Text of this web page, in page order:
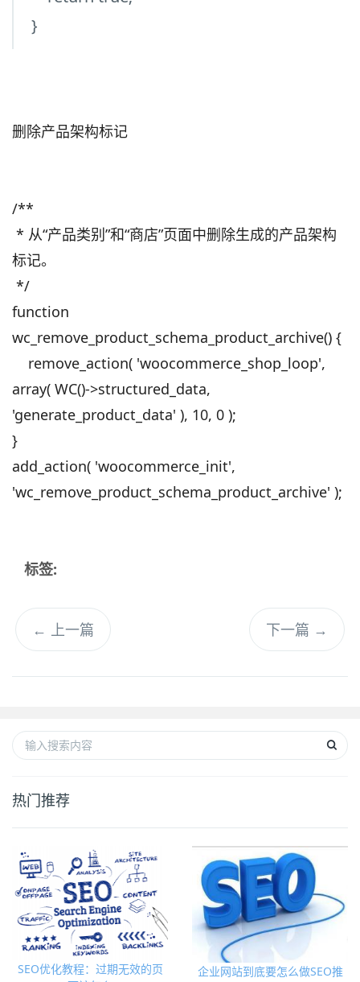
}
删除产品架构标记
/**
* 从“产品类别”和“商店”页面中删除生成的产品架构
标记。
*/
function
wc_remove_product_schema_product_archive() {
remove_action( 'woocommerce_shop_loop',
array( WC()->structured_data,
'generate_product_data' ), 10, 0 );
}
add_action( 'woocommerce_init',
'wc_remove_product_schema_product_archive' );
标签:
← 上一篇 下一篇 →
热门推荐
SEO优化教程：过期无效的页
企业网站到底要怎么做SEO推